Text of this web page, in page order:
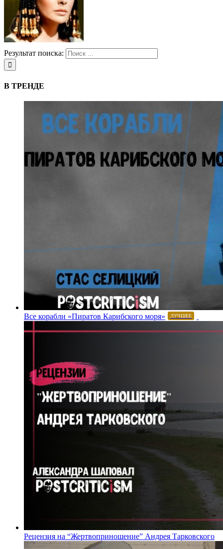
Результат поиска:
В ТРЕНДЕ
Все корабли «Пиратов Карибского моря» ЛУЧШЕЕ
Рецензия на “Жертвоприношение” Андрея Тарковского